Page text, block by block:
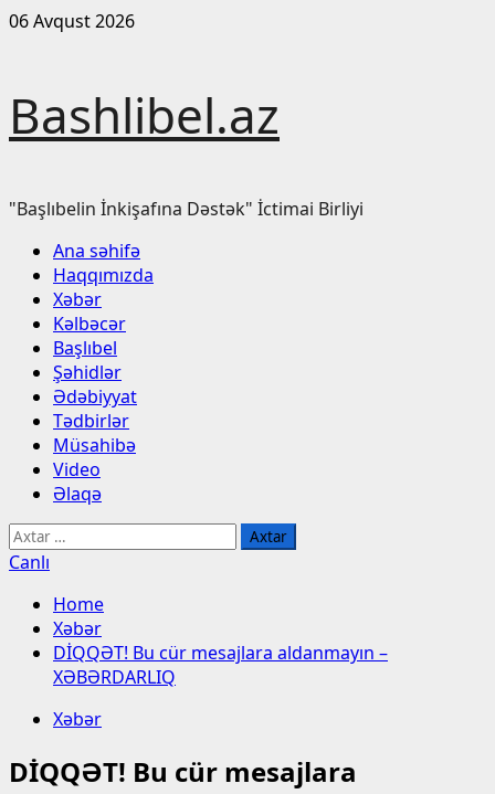
Skip
06 Avqust 2026
Bashlibel.az
"Başlıbelin İnkişafına Dəstək" İctimai Birliyi
Primary
Menu
Ana səhifə
Haqqımızda
Xəbər
Kəlbəcər
Başlıbel
Şəhidlər
Ədəbiyyat
Tədbirlər
Müsahibə
Video
Əlaqə
Axtarış:
Canlı
Home
Xəbər
DİQQƏT! Bu cür mesajlara aldanmayın –
XƏBƏRDARLIQ
Xəbər
DİQQƏT! Bu cür mesajlara